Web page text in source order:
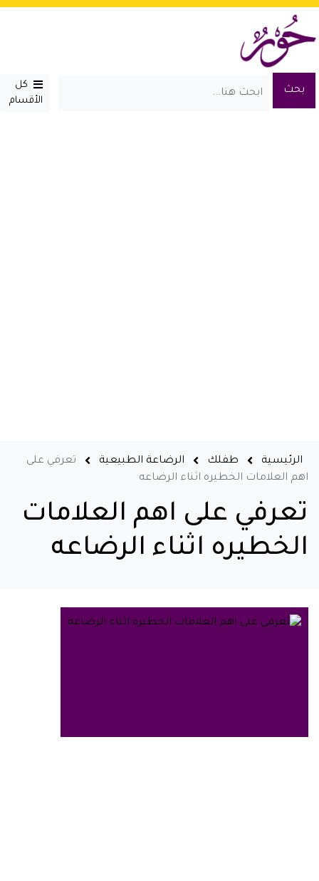
كل
الأقسام
الرئيسية طفلك الرضاعة الطبيعية
تعرفي على
اهم العلامات الخطيره اثناء الرضاعه
تعرفي على اهم العلامات
الخطيره اثناء الرضاعه